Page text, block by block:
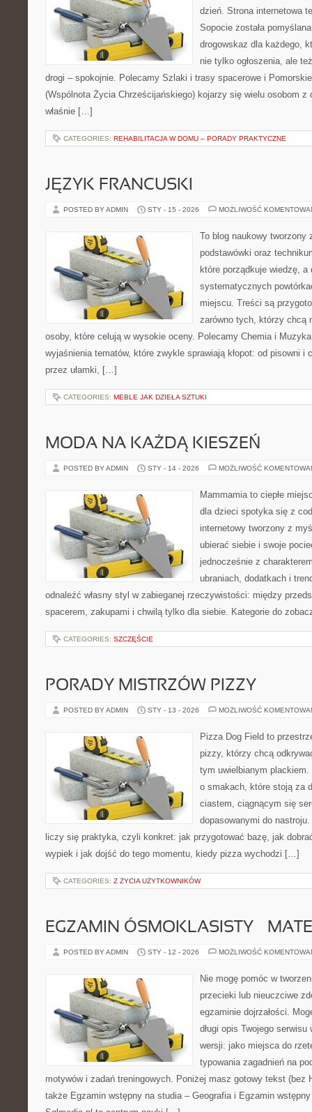
dzień. Strona internetowa
Sopocie została
drogowskaz dla każdego,
nie tylko ogłoszenia, ale
drogi – spokojnie. Polecamy Szlaki i trasy spacerowe i
(Wspólnota Życia Chrześcijańskiego) kojarzy się wielu osobom z
właśnie […]
CATEGORIES: REHABILITACJA W DOMU – PORADY PRAKTYCZNE
JĘZYK FRANCUSKI
POSTED BY ADMIN STY - 15 - 2026 MOŻLIWOŚĆ
To blog naukowy
podstawówki oraz
które porządkuje wiedzę, a
systematycznych
miejscu. Treści są
zarówno tych, którzy chcą
osoby, które celują w wysokie oceny. Polecamy Chemia i
wyjaśnienia tematów, które zwykle sprawiają kłopot: od pisowni i
przez ułamki, […]
CATEGORIES: MEBLE JAK DZIEŁA SZTUKI
MODA NA KAŻDĄ KIESZEŃ
POSTED BY ADMIN STY - 14 - 2026 MOŻLIWOŚĆ
Mammamia to ciepłe
dla dzieci spotyka się z
internetowy tworzony z
ubierać siebie i swoje
jednocześnie z
ubraniach, dodatkach i
odnaleźć własny styl w zabieganej rzeczywistości: między
spacerem, zakupami i chwilą tylko dla siebie. Kategorie do
CATEGORIES: SZCZĘŚCIE
PORADY MISTRZÓW PIZZY
POSTED BY ADMIN STY - 13 - 2026 MOŻLIWOŚĆ
Pizza Dog Field to
pizzy, którzy chcą
tym uwielbianym
o smakach, które stoją za
ciastem, ciągnącym się
dopasowanymi do
liczy się praktyka, czyli konkret: jak przygotować bazę, jak
wypiek i jak dojść do tego momentu, kiedy pizza wychodzi […]
CATEGORIES: Z ŻYCIA UŻYTKOWNIKÓW
EGZAMIN ÓSMOKLASISTY –
POSTED BY ADMIN STY - 12 - 2026 MOŻLIWOŚĆ
Nie mogę pomóc w
przecieki lub nieuczciwe
egzaminie dojrzałości.
długi opis Twojego
wersji: jako miejsca do
typowania zagadnień na
motywów i zadań treningowych. Poniżej masz gotowy tekst (bez
także Egzamin wstępny na studia – Geografia i Egzamin